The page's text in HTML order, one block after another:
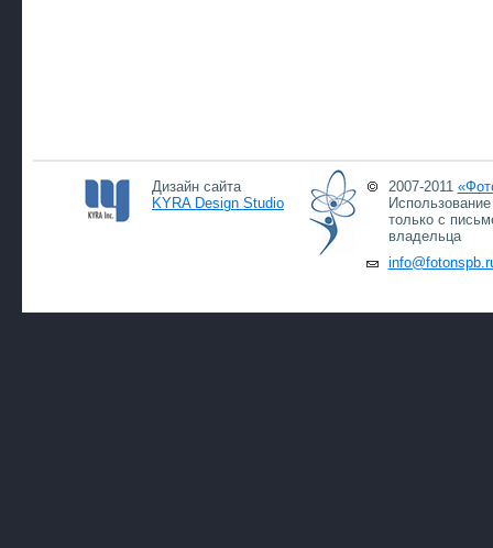
Дизайн сайта
KYRA Design Studio
2007-2011
только с
владельца